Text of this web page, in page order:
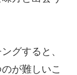
グすると、
が難しいこ